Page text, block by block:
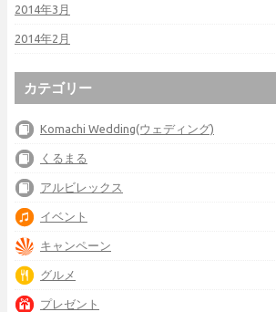
2014年3月
2014年2月
カテゴリー
Komachi Wedding(ウェディング)
くるまる
アルビレックス
イベント
キャンペーン
グルメ
プレゼント